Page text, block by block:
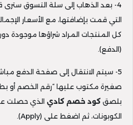
4- بعد الذهاب إلى سلة التسوق سترى
التي قمت بإضافتها، مع الأسعار
كل المنتجات المراد شراؤها
(الدفع).
5- سيتم الانتقال إلى صفحة الدفع
صغيرة مكتوب عليها “رقم الخصم أو
بلصق كود خصم كادي الذي حصلت
الكوبونات، ثم اضغط على (Apply).